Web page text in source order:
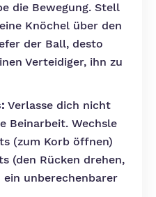
die Bewegung. Stell
Knöchel über den
der Ball, desto
Verteidiger, ihn zu
Verlasse dich nicht
Beinarbeit. Wechsle
(zum Korb öffnen)
(den Rücken drehen,
ein unberechenbarer